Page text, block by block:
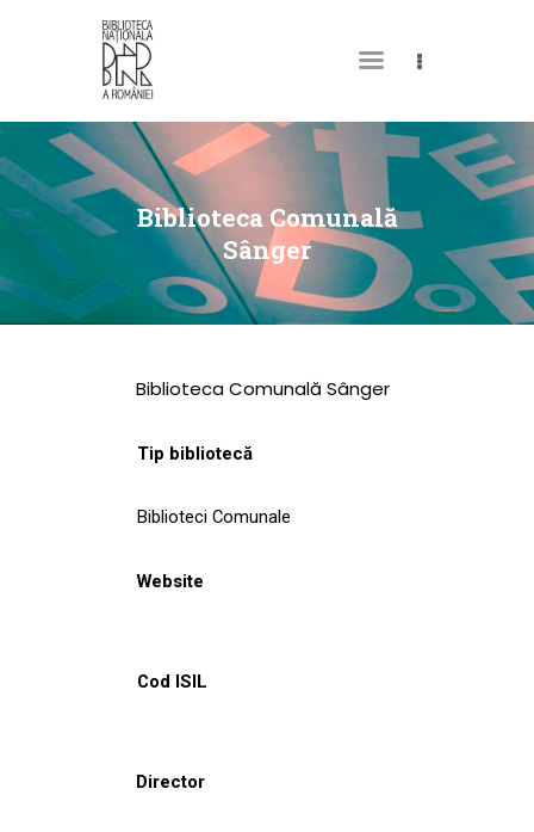
Biblioteca Comunală
Sânger
DESPRE NOI
PERMISUL MEU DE
BIBLIOTECĂ
CATALOAGE ȘI
COLECȚII
CULTURALE
NOUTĂȚI
Biblioteca Comunală Sânger
Tip bibliotecă
Biblioteci Comunale
Website
Cod ISIL
Director